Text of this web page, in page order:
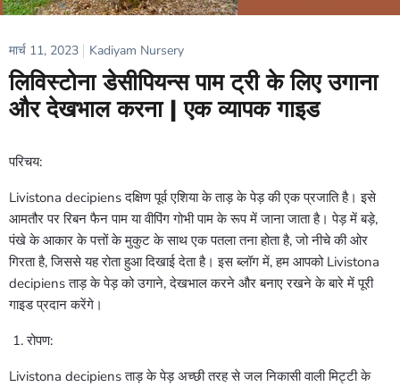
मार्च 11, 2023 Kadiyam Nursery
लिविस्टोना डेसीपियन्स पाम ट्री के लिए उगाना
और देखभाल करना | एक व्यापक गाइड
परिचय:
Livistona decipiens दक्षिण पूर्व एशिया के ताड़ के पेड़ की एक प्रजाति है। इसे
आमतौर पर रिबन फैन पाम या वीपिंग गोभी पाम के रूप में जाना जाता है। पेड़ में बड़े,
पंखे के आकार के पत्तों के मुकुट के साथ एक पतला तना होता है, जो नीचे की ओर
गिरता है, जिससे यह रोता हुआ दिखाई देता है। इस ब्लॉग में, हम आपको Livistona
decipiens ताड़ के पेड़ को उगाने, देखभाल करने और बनाए रखने के बारे में पूरी
गाइड प्रदान करेंगे।
रोपण:
Livistona decipiens ताड़ के पेड़ अच्छी तरह से जल निकासी वाली मिट्टी के